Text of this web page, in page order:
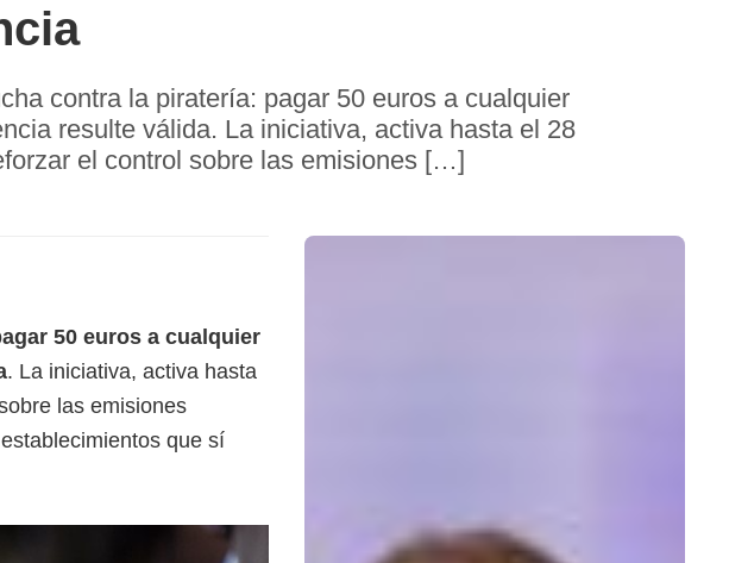
contra la piratería: pagar 50 euros a cualquier
resulte válida. La iniciativa, activa hasta el 28
el control sobre las emisiones […]
50 euros a cualquier
. La iniciativa, activa hasta
las emisiones
que sí